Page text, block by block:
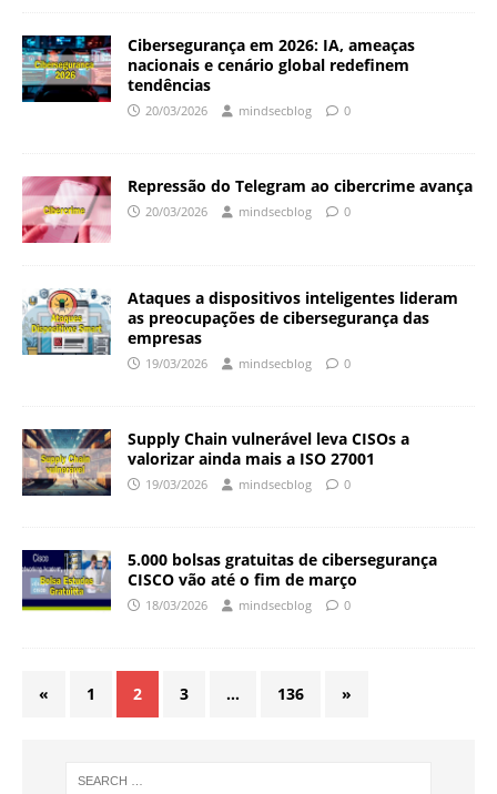
Cibersegurança em 2026: IA, ameaças
nacionais e cenário global redefinem
tendências
20/03/2026 mindsecblog 0
Repressão do Telegram ao cibercrime avança
20/03/2026 mindsecblog 0
Ataques a dispositivos inteligentes lideram
as preocupações de cibersegurança das
empresas
19/03/2026 mindsecblog 0
Supply Chain vulnerável leva CISOs a
valorizar ainda mais a ISO 27001
19/03/2026 mindsecblog 0
5.000 bolsas gratuitas de cibersegurança
CISCO vão até o fim de março
18/03/2026 mindsecblog 0
« 1 2 3 … 136 »